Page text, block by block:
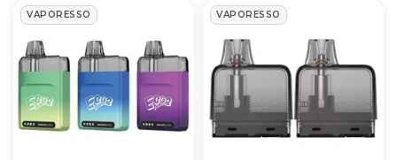
Hur länge håller en Vaporesso-enhet?
Livslängd beror på användning, skötsel och
batteriets kapacitet. Batterier tappar effekt över
tid, men enheten kan hålla länge om den
underhålls enligt instruktionerna.
VAPORESSO VAPORESSO